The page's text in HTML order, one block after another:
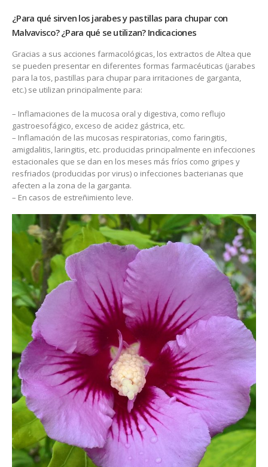
¿Para qué sirven los jarabes y pastillas para chupar con
Malvavisco? ¿Para qué se utilizan? Indicaciones
Gracias a sus acciones farmacológicas, los extractos de Altea que
se pueden presentar en diferentes formas farmacéuticas (jarabes
para la tos, pastillas para chupar para irritaciones de garganta,
etc.) se utilizan principalmente para:
– Inflamaciones de la mucosa oral y digestiva, como reflujo
gastroesofágico, exceso de acidez gástrica, etc.
– Inflamación de las mucosas respiratorias, como faringitis,
amigdalitis, laringitis, etc. producidas principalmente en infecciones
estacionales que se dan en los meses más fríos como gripes y
resfriados (producidas por virus) o infecciones bacterianas que
afecten a la zona de la garganta.
– En casos de estreñimiento leve.